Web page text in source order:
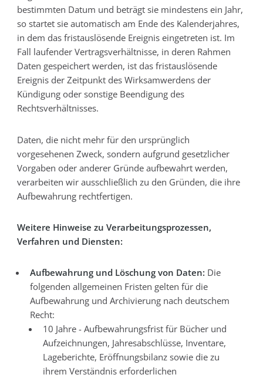
bestimmten Datum und beträgt sie mindestens ein Jahr,
so startet sie automatisch am Ende des Kalenderjahres,
in dem das fristauslösende Ereignis eingetreten ist. Im
Fall laufender Vertragsverhältnisse, in deren Rahmen
Daten gespeichert werden, ist das fristauslösende
Ereignis der Zeitpunkt des Wirksamwerdens der
Kündigung oder sonstige Beendigung des
Rechtsverhältnisses.
Daten, die nicht mehr für den ursprünglich
vorgesehenen Zweck, sondern aufgrund gesetzlicher
Vorgaben oder anderer Gründe aufbewahrt werden,
verarbeiten wir ausschließlich zu den Gründen, die ihre
Aufbewahrung rechtfertigen.
Weitere Hinweise zu Verarbeitungsprozessen,
Verfahren und Diensten:
Aufbewahrung und Löschung von Daten: Die
folgenden allgemeinen Fristen gelten für die
Aufbewahrung und Archivierung nach deutschem
Recht:
10 Jahre - Aufbewahrungsfrist für Bücher und
Aufzeichnungen, Jahresabschlüsse, Inventare,
Lageberichte, Eröffnungsbilanz sowie die zu
ihrem Verständnis erforderlichen